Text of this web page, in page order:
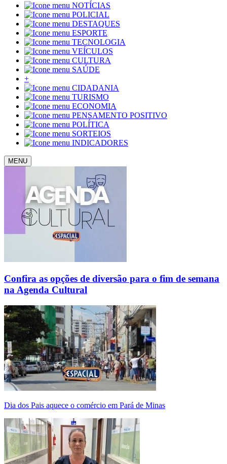
NOTÍCIAS
POLICIAL
DESTAQUES
ESPORTE
TECNOLOGIA
VEÍCULOS
CULTURA
SAÚDE
+
CIDADANIA
TURISMO
ECONOMIA
PENSAMENTO POSITIVO
POLÍTICA
SORTEIOS
INDICADORES
MENU
Confira as opções de diversão para o fim de semana
na Agenda Cultural
Dia dos Pais aquece o comércio em Pará de Minas